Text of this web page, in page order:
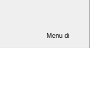
Menu di